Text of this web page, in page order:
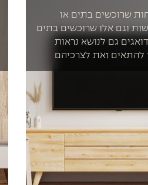
שרוכשים בתים או
וגם אלו שרוכשים בתים
דואגים גם לנושא נראות
להתאים זאת לצרכיהם